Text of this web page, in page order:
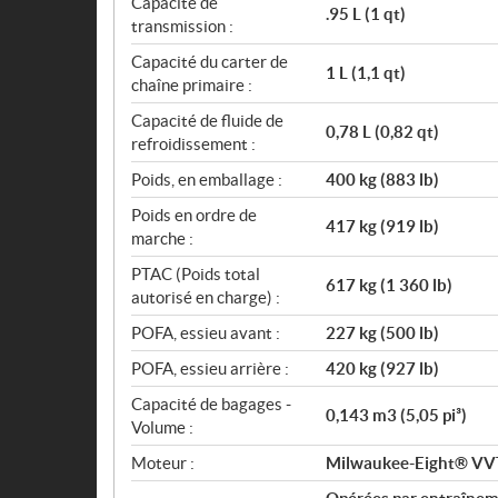
transmission :
.95 L (1 qt)
Capacité du carter de
chaîne primaire :
1 L (1,1 qt)
Capacité de fluide de
refroidissement :
0,78 L (0,82 qt)
Poids, en emballage :
400 kg (883 lb)
Poids en ordre de
marche :
417 kg (919 lb)
PTAC (Poids total
autorisé en charge) :
617 kg (1 360 lb)
POFA, essieu avant :
227 kg (500 lb)
POFA, essieu arrière :
420 kg (927 lb)
Capacité de bagages -
Volume :
0,143 m3 (5,05 pi³)
Moteur :
Milwaukee-Eight®